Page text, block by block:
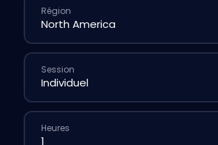
Région
Session
Heures